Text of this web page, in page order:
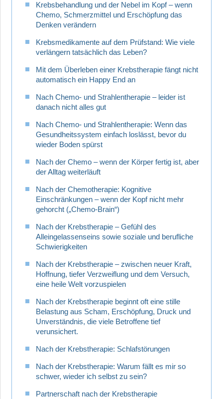
Krebsbehandlung und der Nebel im Kopf – wenn
Chemo, Schmerzmittel und Erschöpfung das
Denken verändern
Krebsmedikamente auf dem Prüfstand: Wie viele
verlängern tatsächlich das Leben?
Mit dem Überleben einer Krebstherapie fängt nicht
automatisch ein Happy End an
Nach Chemo- und Strahlentherapie – leider ist
danach nicht alles gut
Nach Chemo- und Strahlentherapie: Wenn das
Gesundheitssystem einfach loslässt, bevor du
wieder Boden spürst
Nach der Chemo – wenn der Körper fertig ist, aber
der Alltag weiterläuft
Nach der Chemotherapie: Kognitive
Einschränkungen – wenn der Kopf nicht mehr
gehorcht („Chemo-Brain“)
Nach der Krebstherapie – Gefühl des
Alleingelassenseins sowie soziale und berufliche
Schwierigkeiten
Nach der Krebstherapie – zwischen neuer Kraft,
Hoffnung, tiefer Verzweiflung und dem Versuch,
eine heile Welt vorzuspielen
Nach der Krebstherapie beginnt oft eine stille
Belastung aus Scham, Erschöpfung, Druck und
Unverständnis, die viele Betroffene tief
verunsichert.
Nach der Krebstherapie: Schlafstörungen
Nach der Krebstherapie: Warum fällt es mir so
schwer, wieder ich selbst zu sein?
Partnerschaft nach der Krebstherapie